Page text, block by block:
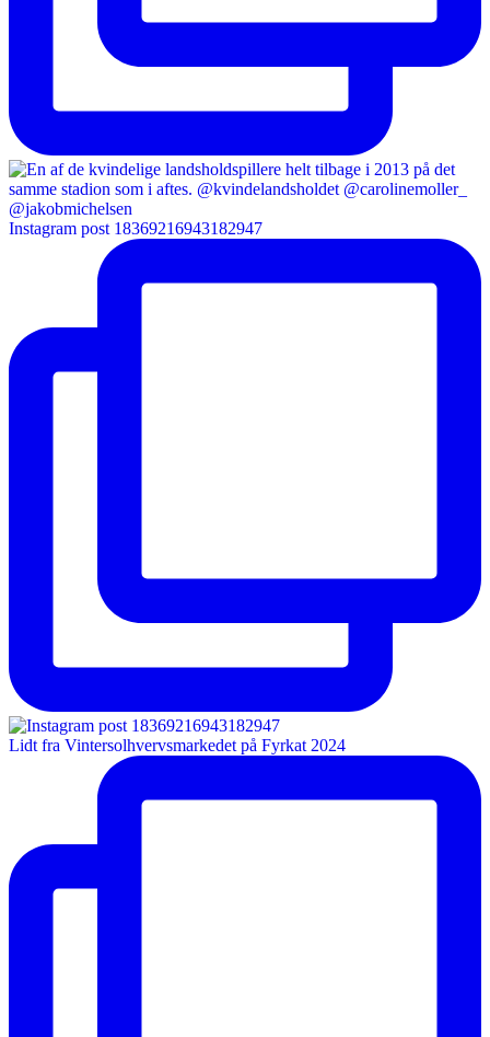
Instagram post 18369216943182947
Lidt fra Vintersolhvervsmarkedet på Fyrkat 2024